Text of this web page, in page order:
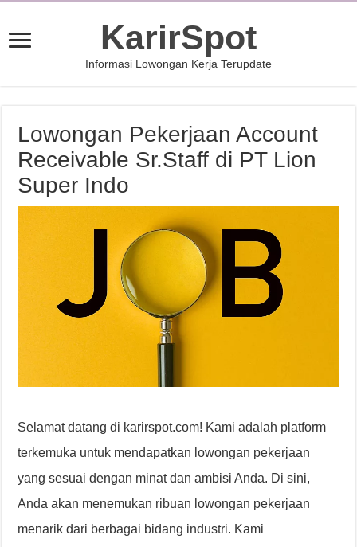
KarirSpot
Informasi Lowongan Kerja Terupdate
Lowongan Pekerjaan Account
Receivable Sr.Staff di PT Lion
Super Indo
Selamat datang di karirspot.com! Kami adalah platform
terkemuka untuk mendapatkan lowongan pekerjaan
yang sesuai dengan minat dan ambisi Anda. Di sini,
Anda akan menemukan ribuan lowongan pekerjaan
menarik dari berbagai bidang industri. Kami